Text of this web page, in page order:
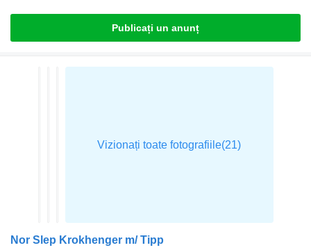
Publicați un anunț
Nor Slep Krokhenger m/ Tipp